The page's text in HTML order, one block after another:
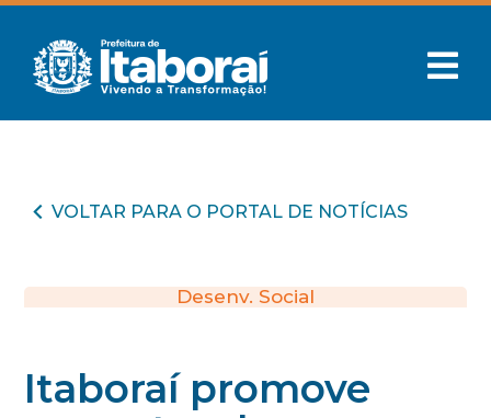
VOLTAR PARA O PORTAL DE NOTÍCIAS
Desenv. Social
Itaboraí promove